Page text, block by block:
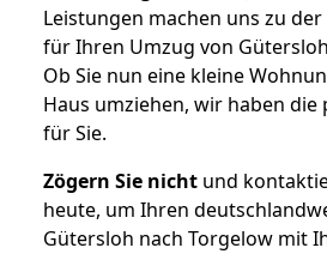
Leistungen machen uns zu
für Ihren Umzug von
Ob Sie nun eine kleine
Haus umziehen, wir haben die
für Sie.
Zögern Sie nicht und
heute, um Ihren
Gütersloh nach Torgelow mit